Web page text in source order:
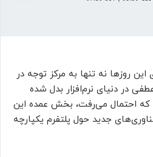
روزها نه تنها به مرکز توجه در
در دنیای نرم‌افزار بدل شده
که احتمال می‌رفت، بخش عمده این
جدید حول پلتفرم یکپارچه